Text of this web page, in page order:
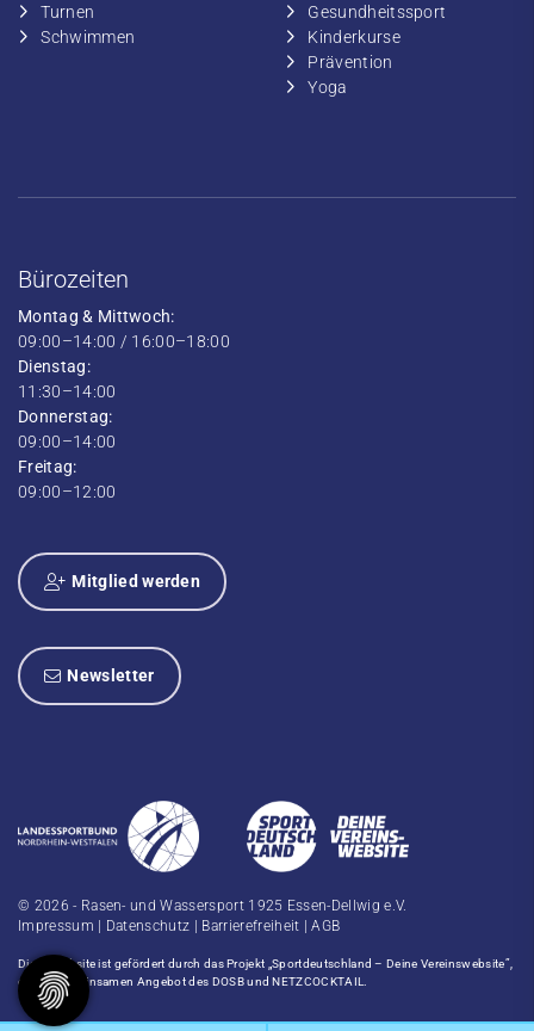
​​Turnen
​​Schwimmen
​Gesundheitssport
​Kinderkurse
Prävention
Yoga
Bürozeiten
Montag & Mittwoch:
09:00–14:00 / 16:00–18:00
Dienstag:
11:30–14:00
Donnerstag:
09:00–14:00
Freitag:
09:00–12:00
Mitglied werden
Newsletter
© 2026 - Rasen- und Wassersport 1925 Essen-Dellwig e.V.
Impressum | Datenschutz | Barrierefreiheit |AGB
Diese Website ist gefördert durch das Projekt „Sportdeutschland – Deine Vereinswebsite”,
einem gemeinsamen Angebot des DOSB und NETZCOCKTAIL.